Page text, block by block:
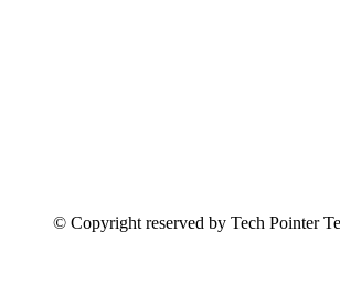
© Copyright reserved by Tech Pointer